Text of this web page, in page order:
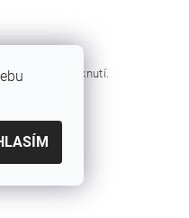
a procvaknutí.